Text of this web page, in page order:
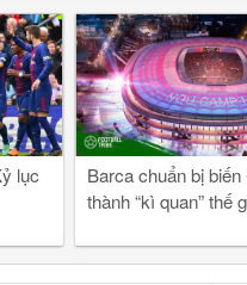
lục
Barca chuẩn bị
thành “kì quan” thế